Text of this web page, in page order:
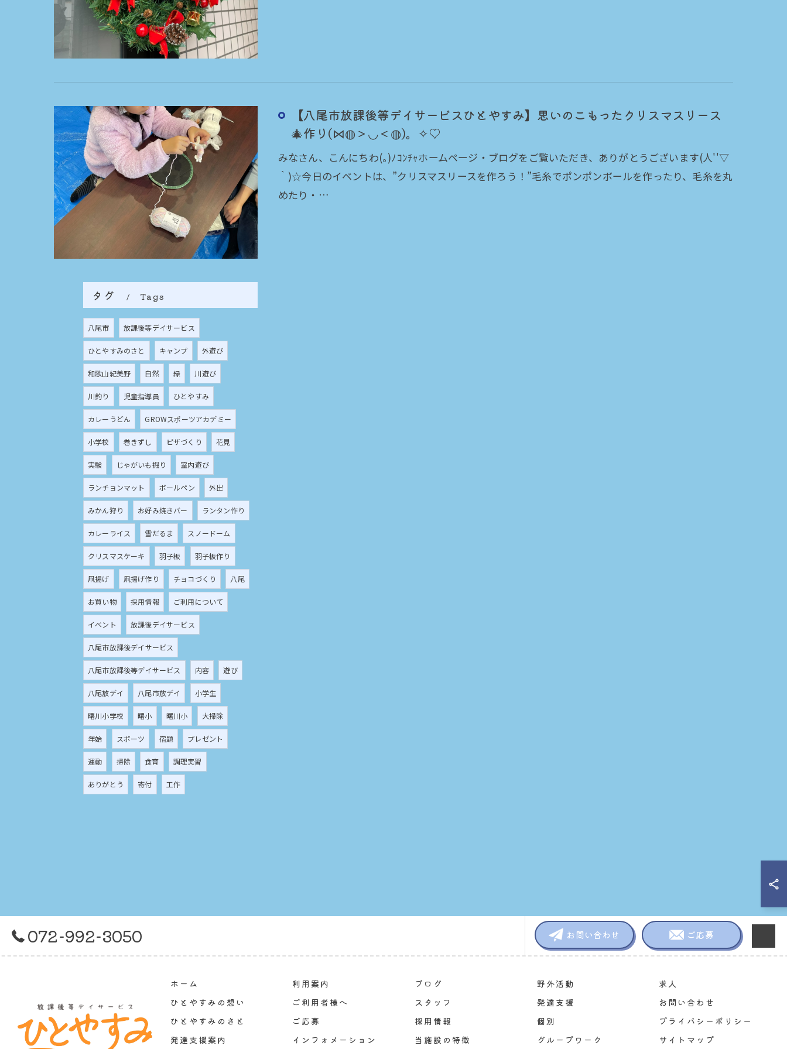
【八尾市放課後等デイサービスひとやすみ】思いのこもったクリスマスリース
🎄作り(⋈◍＞◡＜◍)。✧♡
みなさん、こんにちわ(｡)ﾉｺﾝﾁｬホームページ・ブログをご覧いただき、ありがとうございます(人''▽
｀)☆今日のイベントは、”クリスマスリースを作ろう！”毛糸でポンポンボールを作ったり、毛糸を丸
めたり・…
タグ Tags
八尾市 放課後等デイサービス
ひとやすみのさと キャンプ 外遊び
和歌山紀美野 自然 緑 川遊び
川釣り 児童指導員 ひとやすみ
カレーうどん GROWスポーツアカデミー
小学校 巻きずし ピザづくり 花見
実験 じゃがいも掘り 室内遊び
ランチョンマット ボールペン 外出
みかん狩り お好み焼きバー ランタン作り
カレーライス 雪だるま スノードーム
クリスマスケーキ 羽子板 羽子板作り
凧揚げ 凧揚げ作り チョコづくり 八尾
お買い物 採用情報 ご利用について
イベント 放課後デイサービス
八尾市放課後デイサービス
八尾市放課後等デイサービス 内容 遊び
八尾放デイ 八尾市放デイ 小学生
曙川小学校 曙小 曙川小 大掃除
年始 スポーツ 宿題 プレゼント
運動 掃除 食育 調理実習
ありがとう 寄付 工作
072-992-3050 お問い合わせ ご応募
ホーム
ひとやすみの想い
ひとやすみのさと
発達支援案内
利用案内
ご利用者様へ
ご応募
インフォメーション
ブログ
スタッフ
採用情報
当施設の特徴
野外活動
発達支援
個別
グループワーク
求人
お問い合わせ
プライバシーポリシー
サイトマップ